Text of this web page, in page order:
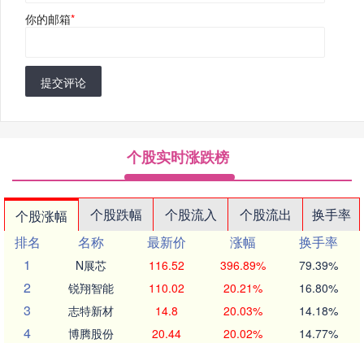
你的邮箱*
提交评论
个股实时涨跌榜
个股涨幅 个股跌幅 个股流入 个股流出
换手率
排名
名称 最新价 涨幅
换手率
1
N展芯 116.52 396.89% 79.39%
2 锐翔智能 110.02 20.21% 16.80%
3 志特新材 14.8 20.03% 14.18%
4 博腾股份 20.44 20.02% 14.77%